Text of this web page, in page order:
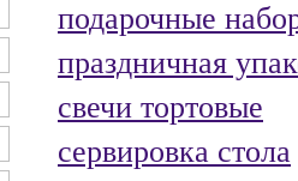
подарочные
праздничная
свечи тортовые
сервировка стола